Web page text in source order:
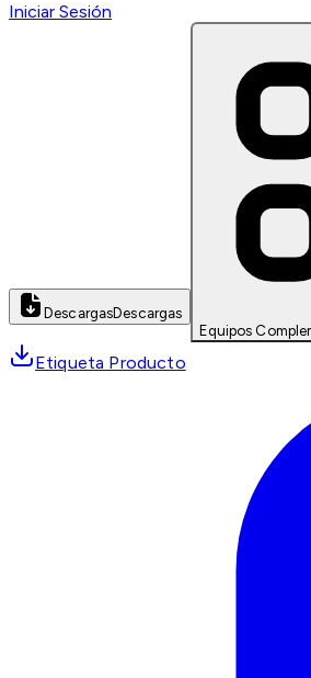
Iniciar Sesión
DescargasDescargas
Equipos
Etiqueta Producto